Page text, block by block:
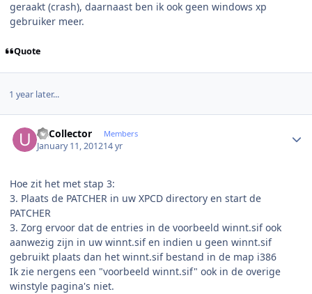
geraakt (crash), daarnaast ben ik ook geen windows xp
gebruiker meer.
Quote
1 year later...
UtCollector Members
January 11, 201214 yr
Hoe zit het met stap 3:
3. Plaats de PATCHER in uw XPCD directory en start de
PATCHER
3. Zorg ervoor dat de entries in de voorbeeld winnt.sif ook
aanwezig zijn in uw winnt.sif en indien u geen winnt.sif
gebruikt plaats dan het winnt.sif bestand in de map i386
Ik zie nergens een "voorbeeld winnt.sif" ook in de overige
winstyle pagina's niet.